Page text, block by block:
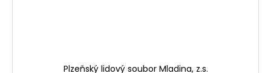
Plzeňský lidový soubor Mladina, z.s.